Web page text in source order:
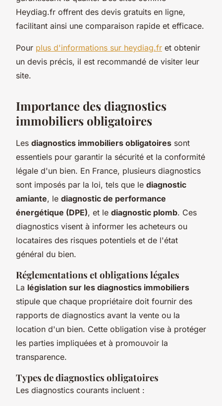
Heydiag.fr offrent des devis gratuits en ligne,
facilitant ainsi une comparaison rapide et efficace.
Pour plus d'informations sur heydiag.fr et obtenir
un devis précis, il est recommandé de visiter leur
site.
Importance des diagnostics
immobiliers obligatoires
Les diagnostics immobiliers obligatoires sont
essentiels pour garantir la sécurité et la conformité
légale d'un bien. En France, plusieurs diagnostics
sont imposés par la loi, tels que le diagnostic
amiante, le diagnostic de performance
énergétique (DPE), et le diagnostic plomb. Ces
diagnostics visent à informer les acheteurs ou
locataires des risques potentiels et de l'état
général du bien.
Réglementations et obligations légales
La législation sur les diagnostics immobiliers
stipule que chaque propriétaire doit fournir des
rapports de diagnostics avant la vente ou la
location d'un bien. Cette obligation vise à protéger
les parties impliquées et à promouvoir la
transparence.
Types de diagnostics obligatoires
Les diagnostics courants incluent :